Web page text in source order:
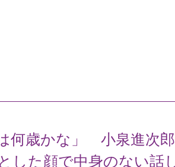
何歳かな」 小泉進次
た顔で中身のない話